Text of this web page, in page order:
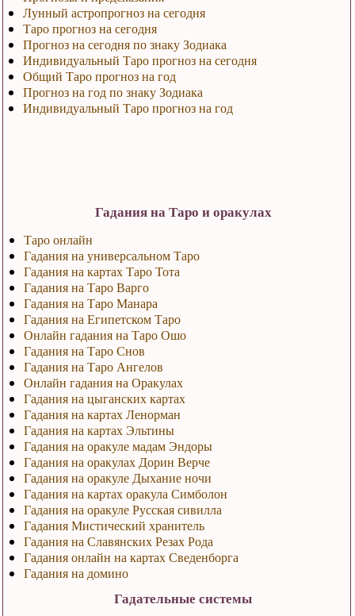
Лунный астропрогноз на сегодня
Таро прогноз на сегодня
Прогноз на сегодня по знаку Зодиака
Индивидуальный Таро прогноз на сегодня
Общий Таро прогноз на год
Прогноз на год по знаку Зодиака
Индивидуальный Таро прогноз на год
Гадания на Таро и оракулах
Таро онлайн
Гадания на универсальном Таро
Гадания на картах Таро Тота
Гадания на Таро Варго
Гадания на Таро Манара
Гадания на Египетском Таро
Онлайн гадания на Таро Ошо
Гадания на Таро Снов
Гадания на Таро Ангелов
Онлайн гадания на Оракулах
Гадания на цыганских картах
Гадания на картах Ленорман
Гадания на картах Эльтины
Гадания на оракуле мадам Эндоры
Гадания на оракулах Дорин Верче
Гадания на оракуле Дыхание ночи
Гадания на картах оракула Симболон
Гадания на оракуле Русская сивилла
Гадания Мистический хранитель
Гадания на Славянских Резах Рода
Гадания онлайн на картах Сведенборга
Гадания на домино
Гадательные системы